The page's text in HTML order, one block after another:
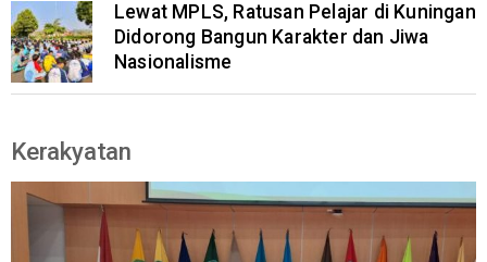
Lewat MPLS, Ratusan Pelajar di Kuningan
Didorong Bangun Karakter dan Jiwa
Nasionalisme
Kerakyatan